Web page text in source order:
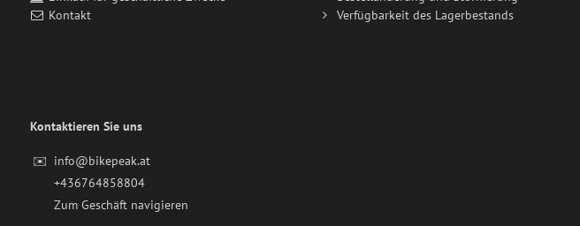
Kontakt
Verfügbarkeit des Lagerbestands
Kontaktieren Sie uns
✉️ info@bikepeak.at
+436764858804
Zum Geschäft navigieren